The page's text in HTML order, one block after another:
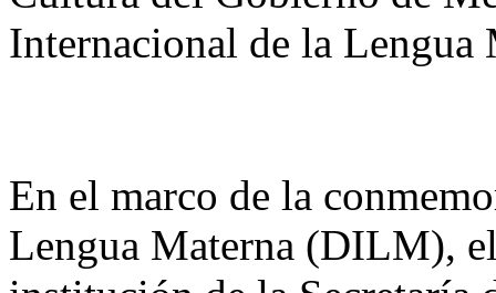
Internacional de la Lengua
En el marco de la
Lengua Materna (DILM),